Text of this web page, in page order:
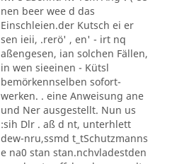
nen beer wee d das
Einschleien.der Kutsch ei er
sen ieii, .rerö' , en' - irt nq
aßengesen, ian solchen Fällen,
in wen sieeinen - Kütsl
bemörkennselben sofort-
werken. . eine Anweisung ane
und Ner ausgestellt. Nun us
:sih Dlr . aß d nt, unterhlett
dew-nru,ssmd t_tSchutzmanns
e na0 stan stan.nchvladestden